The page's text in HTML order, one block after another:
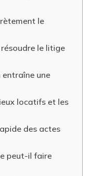
le
le litige
une
locatifs et les
des actes
peut-il faire